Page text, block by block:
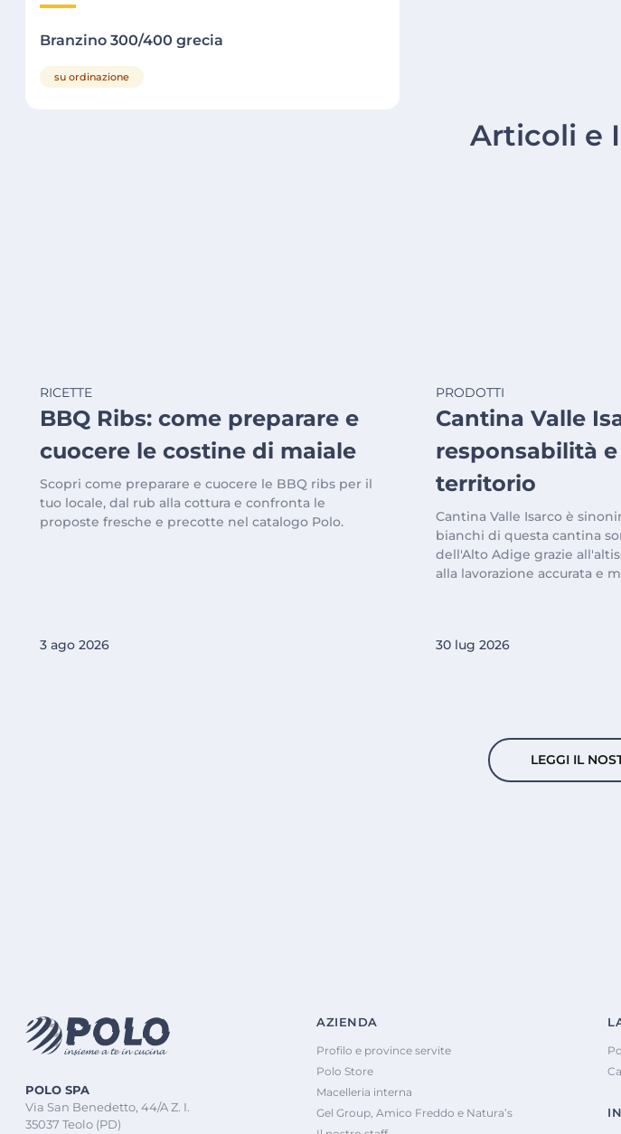
Branzino 300/400 grecia
su ordinazione
Articoli e
RICETTE
BBQ Ribs: come preparare e
cuocere le costine di maiale
Scopri come preparare e cuocere le BBQ ribs per il
tuo locale, dal rub alla cottura e confronta le
proposte fresche e precotte nel catalogo Polo.
3 ago 2026
PRODOTTI
Cantina Valle
responsabilità
territorio
Cantina Valle Isarco è
bianchi di questa cantina
dell'Alto Adige grazie
alla lavorazione accurata e
30 lug 2026
LEGGI IL
POLO SPA
Via San Benedetto, 44/A Z. I.
35037 Teolo (PD)
AZIENDA
Profilo e province servite
Polo Store
Macelleria interna
Gel Group, Amico Freddo e Natura’s